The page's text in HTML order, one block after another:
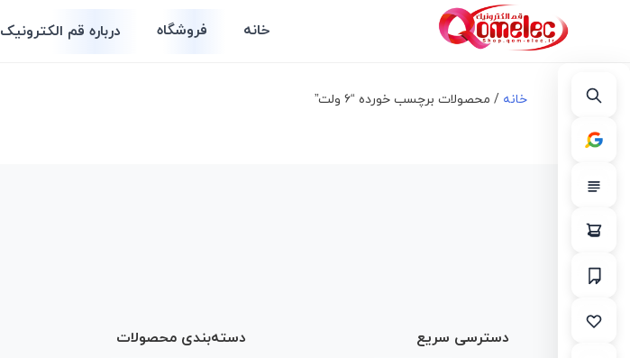
خانه فروشگاه درباره قم الکترونیک
خانه / محصولات برچسب خورده “۶ ولت”
دسترسی سریع دسته‌بندی محصولات